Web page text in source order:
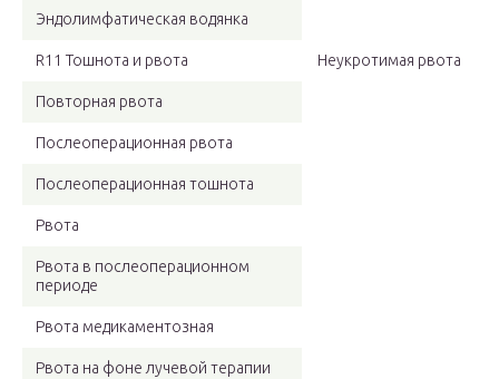
Эндолимфатическая водянка
R11 Тошнота и рвота Неукротимая рвота
Повторная рвота
Послеоперационная рвота
Послеоперационная тошнота
Рвота
Рвота в послеоперационном
периоде
Рвота медикаментозная
Рвота на фоне лучевой терапии